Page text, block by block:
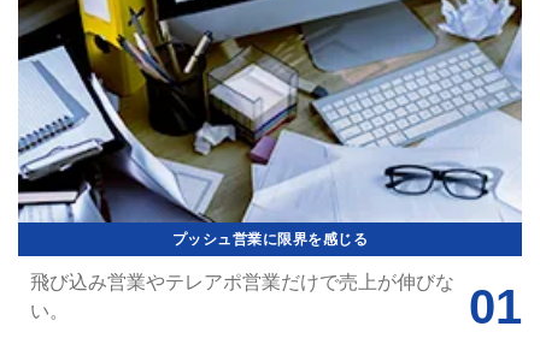
プッシュ営業に限界を感じる
飛び込み営業やテレアポ営業だけで売上が伸びな
い。